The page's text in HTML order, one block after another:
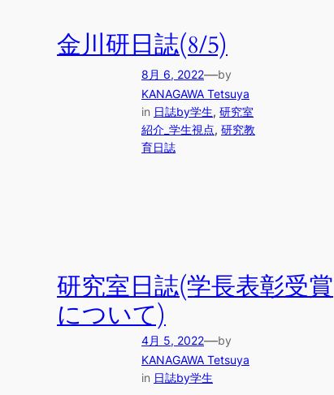
金川研日誌(8/5)
8月 6, 2022—by
KANAGAWA Tetsuya
in 日誌by学生, 研究室
紹介_学生視点, 研究教
育日誌
研究室日誌(学長表彰受賞
について)
4月 5, 2022—by
KANAGAWA Tetsuya
in 日誌by学生